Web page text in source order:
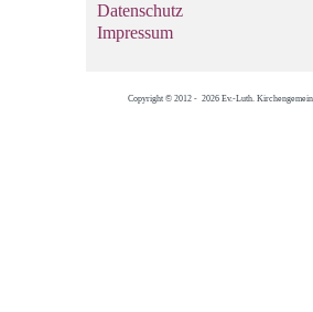
Datenschutz
Impressum
Copyright © 2012 - 2026 Ev.-Luth.